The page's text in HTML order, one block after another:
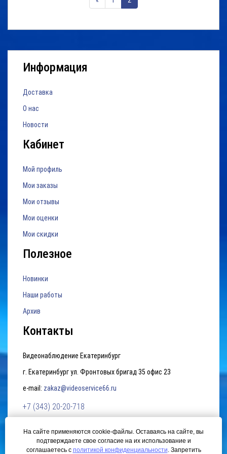
объемом до 6ТБ, также
облачных хранилищ.
Информация
Доставка
О нас
Новости
Кабинет
Мой профиль
Мои заказы
Мои отзывы
Мои оценки
Мои скидки
Полезное
Новинки
Наши работы
Архив
Контакты
Видеонаблюдение Екатеринбург
г. Екатеринбург ул. Фронтовых бригад 35 офис 23
e-mail: zakaz@videoservice66.ru
+7 (343) 20-20-718
На сайте применяются cookie-файлы. Оставаясь на сайте, вы
подтверждаете свое согласие на их использование и
соглашаетесь с политикой конфиденциальности. Запретить
Политика конфиденциальности